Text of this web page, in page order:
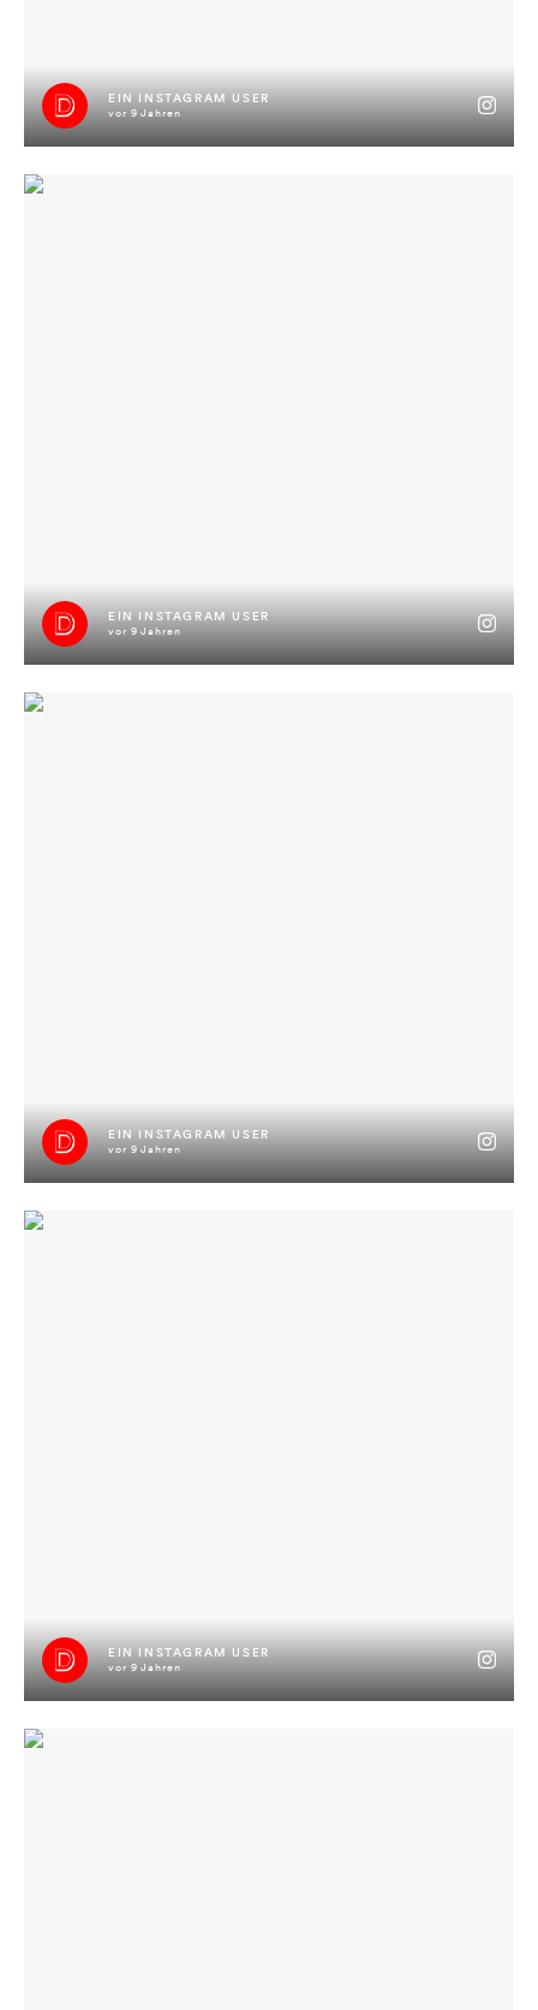
EIN INSTAGRAM USER
vor 9 Jahren
#jimmyisimhaus ?✅?
EIN INSTAGRAM USER
vor 9 Jahren
Iagendwos is los auf video #kannstenicherfinden #hallojulia
#jimmyisimhaus
EIN INSTAGRAM USER
vor 9 Jahren
licht an, licht aus #jimmyisimhaus
EIN INSTAGRAM USER
vor 9 Jahren
#jimmyisimhaus #jimmywarimhaus